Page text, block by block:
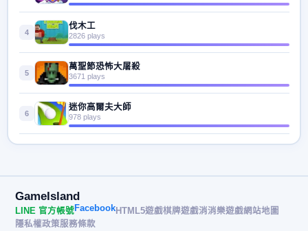
4
伐木工
2826 plays
5
萬聖節恐怖大屠殺
3671 plays
6
迷你高爾夫大師
978 plays
GameIsland
LINE 官方帳號FacebookHTML5遊戲棋牌遊戲消消樂遊戲網站地圖
隱私權政策服務條款